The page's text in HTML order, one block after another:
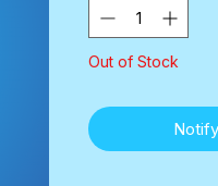
Out of Stock